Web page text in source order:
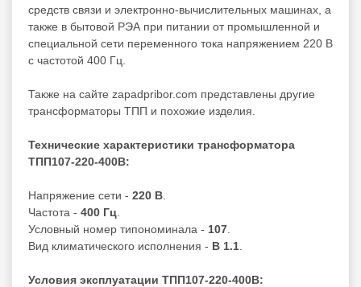
средств связи и электронно‐вычислительных машинах, а
также в бытовой РЭА при питании от промышленной и
специальной сети переменного тока напряжением 220 В
с частотой 400 Гц.
Также на сайте zapadpribor.com представлены другие
трансформаторы ТПП и похожие изделия.
Технические характеристики трансформатора
ТПП107-220-400В:
Напряжение сети - 220 В
Частота - 400 Гц
Условный номер типономинала - 107
Вид климатического исполнения - В 1.1
Условия эксплуатации ТПП107-220-400В: